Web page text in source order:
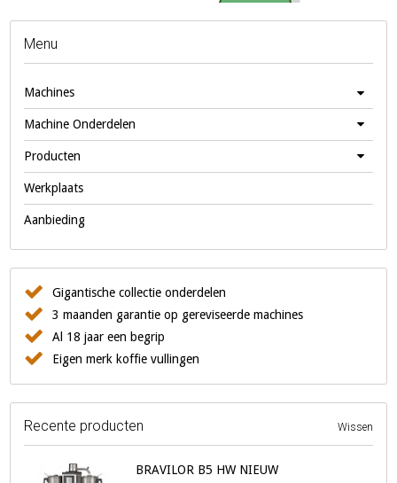
Menu
Machines
Machine Onderdelen
Producten
Werkplaats
Aanbieding
Gigantische collectie onderdelen
3 maanden garantie op gereviseerde machines
Al 18 jaar een begrip
Eigen merk koffie vullingen
Recente producten Wissen
BRAVILOR B5 HW NIEUW